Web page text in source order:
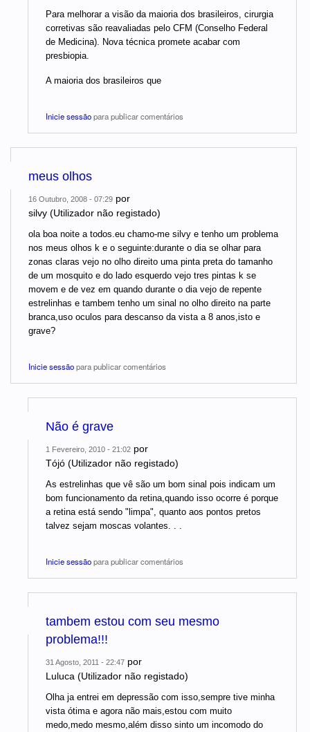
Para melhorar a visão da maioria dos brasileiros, cirurgia
corretivas são reavaliadas pelo CFM (Conselho Federal
de Medicina). Nova técnica promete acabar com
presbiopia.
A maioria dos brasileiros que
Inicie sessãopara publicar comentários
meus olhos
16 Outubro, 2008 - 07:29 por
silvy (Utilizador não registado)
ola boa noite a todos.eu chamo-me silvy e tenho um problema
nos meus olhos k e o seguinte:durante o dia se olhar para
zonas claras vejo no olho direito uma pinta preta do tamanho
de um mosquito e do lado esquerdo vejo tres pintas k se
movem e de vez em quando durante o dia vejo de repente
estrelinhas e tambem tenho um sinal no olho direito na parte
branca,uso oculos para descanso da vista a 8 anos,isto e
grave?
Inicie sessãopara publicar comentários
Não é grave
1 Fevereiro, 2010 - 21:02 por
Tójó (Utilizador não registado)
As estrelinhas que vê são um bom sinal pois indicam um
bom funcionamento da retina,quando isso ocorre é porque
a retina está sendo "limpa", quanto aos pontos pretos
talvez sejam moscas volantes. . .
Inicie sessãopara publicar comentários
tambem estou com seu mesmo
problema!!!
31 Agosto, 2011 - 22:47 por
Luluca (Utilizador não registado)
Olha ja entrei em depressão com isso,sempre tive minha
vista ótima e agora não mais,estou com muito
medo,medo mesmo,além disso sinto um incomodo do